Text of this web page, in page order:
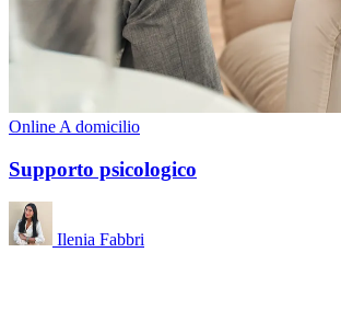
Online A domicilio
Supporto psicologico
Ilenia Fabbri